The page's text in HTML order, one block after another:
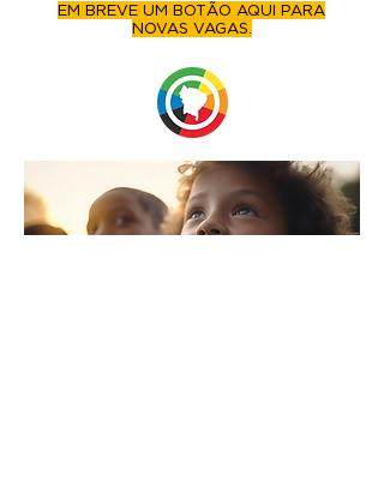
EM BREVE UM BOTÃO AQUI PARA
NOVAS VAGAS.